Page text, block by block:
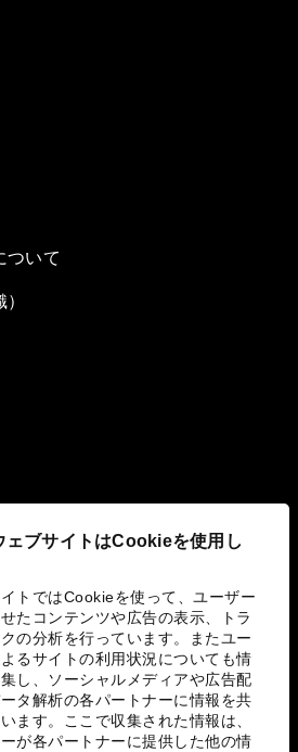
ェブサイトはCookieを使用し
トではCookieを使って、ユーザー
たコンテンツや広告の表示、トラ
の分析を行っています。またユー
るサイトの利用状況についても情
し、ソーシャルメディアや広告配
タ解析の各パートナーに情報を共
ます。ここで収集された情報は、
が各パートナーに提供した他の情
ついて
り組み